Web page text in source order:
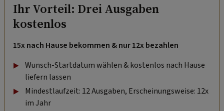
Ihr Vorteil: Drei Ausgaben
kostenlos
15x nach Hause bekommen & nur 12x bezahlen
Wunsch-Startdatum wählen & kostenlos nach Hause
liefern lassen
Mindestlaufzeit: 12 Ausgaben, Erscheinungsweise: 12x
im Jahr